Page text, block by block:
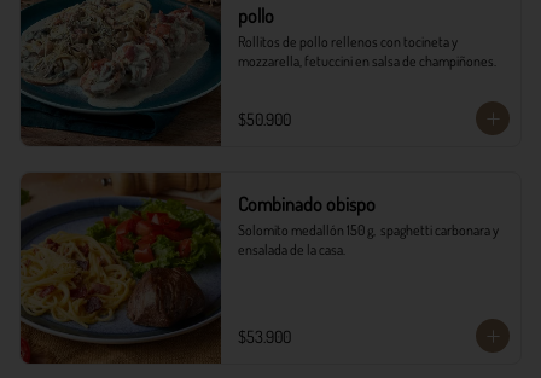
pollo
Rollitos de pollo rellenos con tocineta y
mozzarella, fetuccini en salsa de champiñones.
$50.900
Combinado obispo
Solomito medallón 150 g,  spaghetti carbonara y
ensalada de la casa.
$53.900